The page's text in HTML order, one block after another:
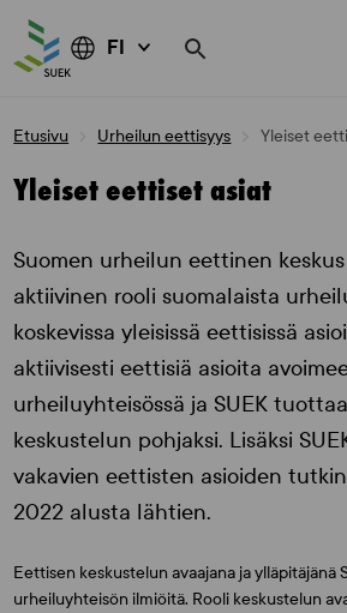
FI
Etusivu Urheilun eettisyys Yleiset
Yleiset eettiset asiat
Suomen urheilun eettinen
aktiivinen rooli suomalaista
koskevissa yleisissä eettisissä
aktiivisesti eettisiä asioita
urheiluyhteisössä ja SUEK
keskustelun pohjaksi. Lisäksi
vakavien eettisten asioiden
2022 alusta lähtien.
Eettisen keskustelun avaajana ja ylläpitäjänä
urheiluyhteisön ilmiöitä. Rooli keskustelun